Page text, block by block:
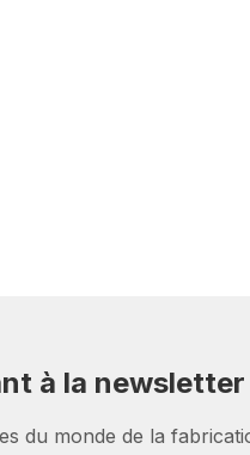
à la
du monde de la